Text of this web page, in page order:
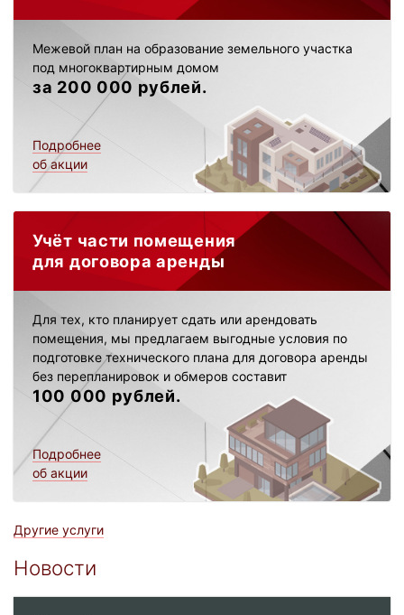
Межевой план на образование земельного участка
под многоквартирным домом
за 200 000 рублей.
Подробнее
об акции
Учёт части помещения
для договора аренды
Для тех, кто планирует сдать или арендовать
помещения, мы предлагаем выгодные условия по
подготовке технического плана для договора аренды
без перепланировок и обмеров составит
100 000 рублей.
Подробнее
об акции
Другие услуги
Новости